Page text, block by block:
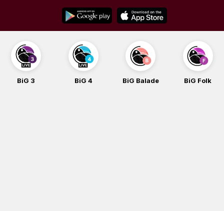
content
BiG 3 BiG 4 BiG Balade BiG Folk